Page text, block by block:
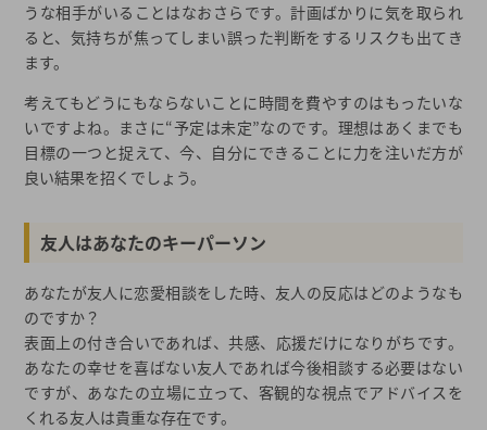
うな相手がいることはなおさらです。計画ばかりに気を取られ
ると、気持ちが焦ってしまい誤った判断をするリスクも出てき
ます。
考えてもどうにもならないことに時間を費やすのはもったいな
いですよね。まさに“予定は未定”なのです。理想はあくまでも
目標の一つと捉えて、今、自分にできることに力を注いだ方が
良い結果を招くでしょう。
友人はあなたのキーパーソン
あなたが友人に恋愛相談をした時、友人の反応はどのようなも
のですか？
表面上の付き合いであれば、共感、応援だけになりがちです。
あなたの幸せを喜ばない友人であれば今後相談する必要はない
ですが、あなたの立場に立って、客観的な視点でアドバイスを
くれる友人は貴重な存在です。